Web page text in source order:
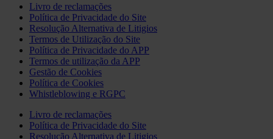
Livro de reclamações
Política de Privacidade do Site
Resolução Alternativa de Litigios
Termos de Utilização do Site
Política de Privacidade do APP
Termos de utilização da APP
Gestão de Cookies
Política de Cookies
Whistleblowing e RGPC
Livro de reclamações
Política de Privacidade do Site
Resolução Alternativa de Litigios